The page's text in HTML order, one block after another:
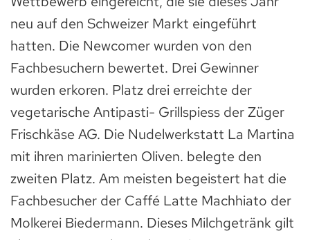
neu auf den Schweizer Markt eingeführt
hatten. Die Newcomer wurden von den
Fachbesuchern bewertet. Drei Gewinner
wurden erkoren. Platz drei erreichte der
vegetarische Antipasti- Grillspiess der Züger
Frischkäse AG. Die Nudelwerkstatt La Martina
mit ihren marinierten Oliven. belegte den
zweiten Platz. Am meisten begeistert hat die
Fachbesucher der Caffé Latte Machhiato der
Molkerei Biedermann. Dieses Milchgetränk gilt